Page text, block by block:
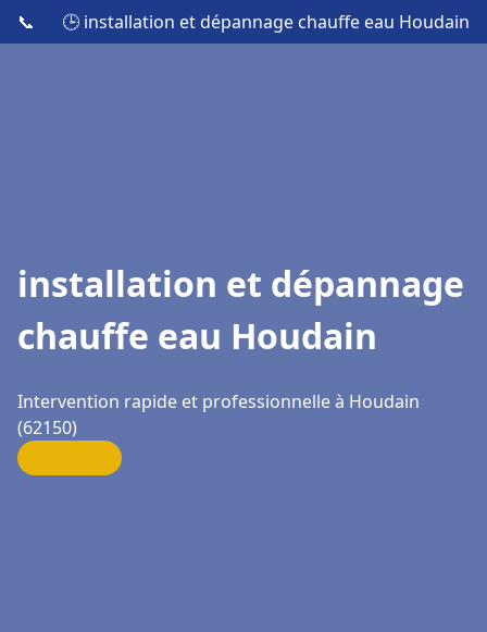
📞 🕒 installation et dépannage chauffe eau Houdain
installation et dépannage
chauffe eau Houdain
Intervention rapide et professionnelle à Houdain
(62150)